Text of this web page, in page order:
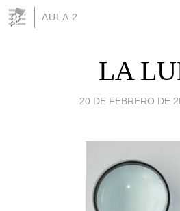
AULA 2
LA
20 DE FEBRERO DE